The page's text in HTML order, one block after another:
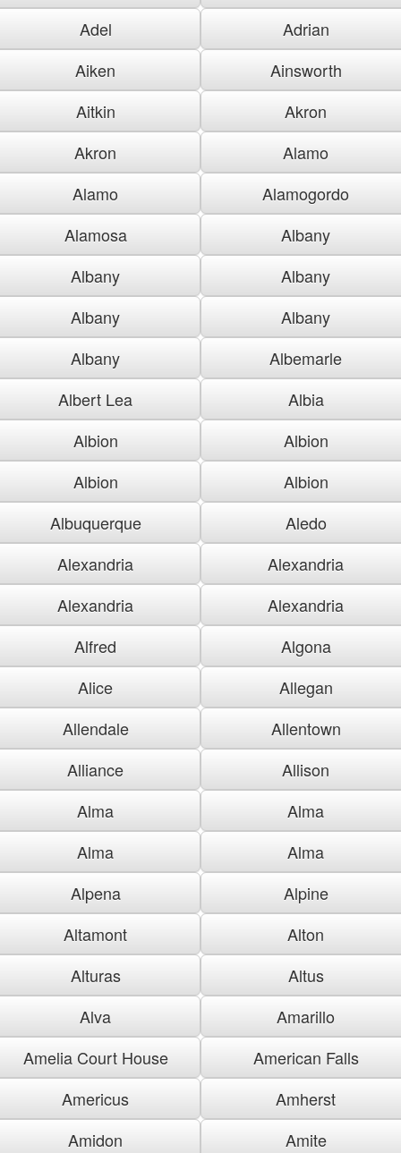
Adel
Adrian
Aiken
Ainsworth
Aitkin
Akron
Akron
Alamo
Alamo
Alamogordo
Alamosa
Albany
Albany
Albany
Albany
Albany
Albany
Albemarle
Albert Lea
Albia
Albion
Albion
Albion
Albion
Albuquerque
Aledo
Alexandria
Alexandria
Alexandria
Alexandria
Alfred
Algona
Alice
Allegan
Allendale
Allentown
Alliance
Allison
Alma
Alma
Alma
Alma
Alpena
Alpine
Altamont
Alton
Alturas
Altus
Alva
Amarillo
Amelia Court House
American Falls
Americus
Amherst
Amidon
Amite